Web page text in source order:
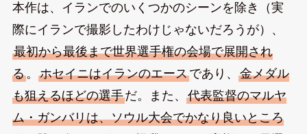
本作は、イランでのいくつかのシーンを除き（実
際にイランで撮影したわけじゃないだろうが）、
最初から最後まで世界選手権の会場で展開され
る。 ホセイニはイランのエースであり、 金メダル
も狙えるほどの選手だ。また、 代表監督のマルヤ
ム・ガンバリは、ソウル大会でかなり良いところ